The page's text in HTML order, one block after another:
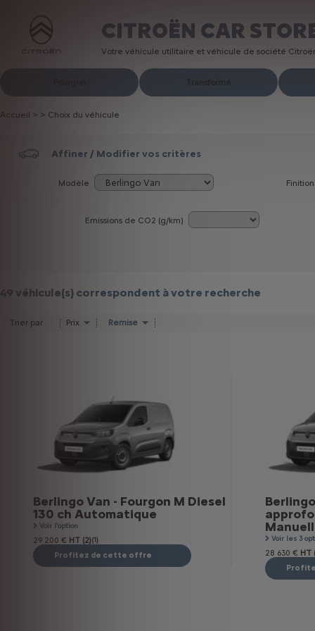
CITROËN CAR
Votre véhicule utilitaire et véhicule de société
Transformé
Accueil > > Choix du véhicule
Affiner / Modifier vos critères
Modèle Finition
Emissions de CO2 (g/km)
49 véhicule(s) correspondent à votre recherche
Trier par Prix Remise
Berlingo Van - Fourgon M Diesel
130 ch Automatique
Voir l'option
29 200 € HT (2)(1)
Profitez de cette offre
Voir les 3
28 630 € HT